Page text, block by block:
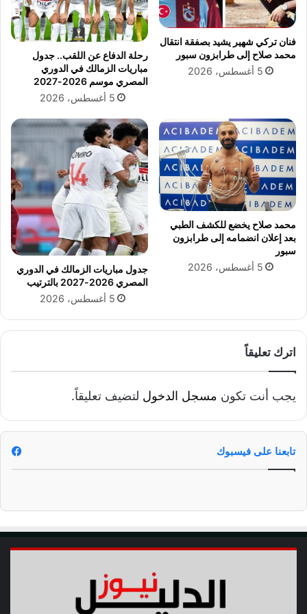
ش
ر
ص
و
د
ي
و
م
ي
ل
ل
ا
ط
ل
م
فنان تركي شهير يشيد بصفقة انتقال
محمد صلاح إلى طرابزون سبور
5 أغسطس، 2026
رحلة الدفاع عن اللقب.. جدول
مباريات الزمالك في الدوري
المصري موسم 2026-2027
5 أغسطس، 2026
محمد صلاح يخضع للكشف الطبي
بعد إعلان انضمامه إلى طرابزون
سبور
5 أغسطس، 2026
جدول مباريات الزمالك في الدوري
المصري 2026-2027 بالترتيب
5 أغسطس، 2026
اترك تعليقاً
يجب أنت تكون مسجل الدخول لتضيف تعليقاً.
تابعنا على فيسبوك